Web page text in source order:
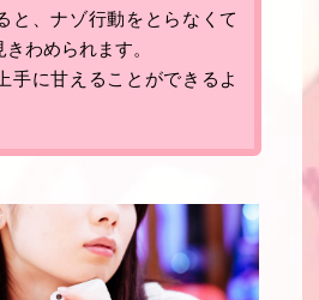
と、ナゾ行動をとらなくて
きわめられます。
手に甘えることができるよ